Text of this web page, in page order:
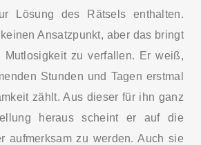
Lösung des Rätsels enthalten.
Ansatzpunkt, aber das bringt
zu verfallen. Er weiß,
Stunden und Tagen erstmal
zählt. Aus dieser für ihn ganz
heraus scheint er auf die
aufmerksam zu werden. Auch sie